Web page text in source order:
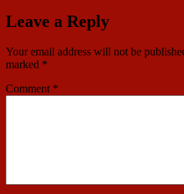
Leave a Reply
Your email address will not be
marked *
Comment *